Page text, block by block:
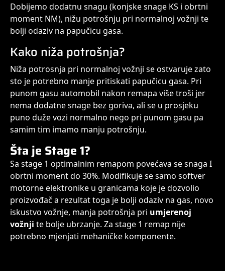
Dobijemo dodatnu snagu (konjske snage KS i obrtni
moment NM), nižu potrošnju pri normalnoj vožnji te
bolji odaziv na papučicu gasa.
Kako niža potrošnja?
Niža potrosnja pri normalnoj vožnji se ostvaruje zato
sto je potrebno manje pritiskati papučicu gasa. Pri
punom gasu automobil nakon remapa više troši jer
nema dodatne snage bez goriva, ali se u prosjeku
puno duže vozi normalno nego pri punom gasu pa
samim tim imamo manju potrošnju.
Šta je Stage 1?
Sa stage 1 optimalnim remapom povećava se snaga I
obrtni moment do 30%. Modifikuje se samo softver
motorne elektronike u granicama koje je dozvolio
proizvođač a rezultat toga je bolji odaziv na gas, novo
iskustvo vožnje, manja potrošnja pri umjerenoj
vožnji te bolje ubrzanje. Za stage 1 remap nije
potrebno mjenjati mehaničke komponente.